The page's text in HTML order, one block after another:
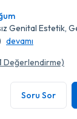
Genital Estetik,
devamı
Değerlendirme)
Soru Sor